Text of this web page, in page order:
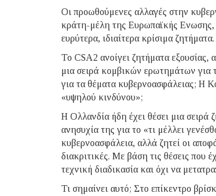
Οι προωθούμενες αλλαγές στην
κράτη-μέλη της Ευρωπαϊκής Ενωσης,
ευρύτερα, ιδιαίτερα κρίσιμα ζητήματα.
Το CSA2 ανοίγει ζητήματα
μια σειρά κομβικών ερωτημάτων για
για τα θέματα κυβερνοασφάλειας; Η
«υψηλού κινδύνου»;
Η Ολλανδία ήδη έχει θέσει μια
ανησυχία της για το «τι μέλλει
κυβερνοασφάλεια, αλλά ζητεί οι
διακριτικές. Με βάση τις θέσεις που
τεχνική διαδικασία και όχι να
Τι σημαίνει αυτό; Στο επίκεντρο